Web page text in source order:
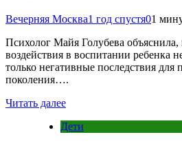
Вечерняя Москва1 год спустя01
Психолог Майя Голубева
воздействия в воспитании ребенка
только негативные последствия для
поколения….
Читать далее
Дети